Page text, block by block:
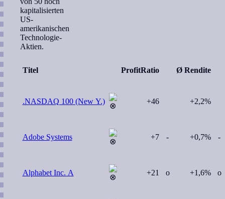
kapitalisierten
US-
amerikanischen
Technologie-
Aktien.
Titel ProfitRatio Ø Rendite
.NASDAQ 100 (New Y.) +46 +2,2%
Adobe Systems +7 - +0,7% -
Alphabet Inc. A +21 o +1,6% o